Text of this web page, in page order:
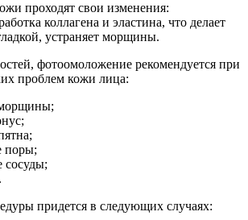
проходят свои изменения:
коллагена и эластина, что делает
устраняет морщины.
фотоомоложение рекомендуется при
проблем кожи лица:
поры;
сосуды;
придется в следующих случаях: